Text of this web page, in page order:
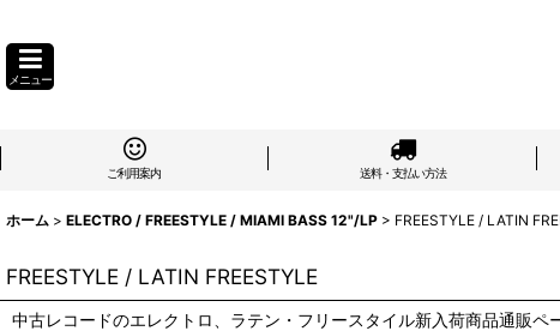
メニュー
ご利用案内 送料・支払い方法
ホーム > ELECTRO / FREESTYLE / MIAMI BASS 12"/LP > FREESTYLE / LATIN
FREESTYLE / LATIN FREESTYLE
中古レコードのエレクトロ、ラテン・フリースタイル新入荷商品通販ペ